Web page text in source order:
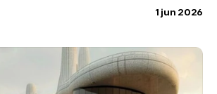
1 jun 2026